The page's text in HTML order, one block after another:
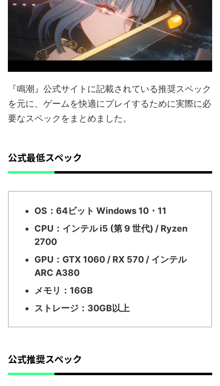
『鳴潮』公式サイトに記載されている推奨スペック
を元に、ゲームを快適にプレイするために実際に必
要なスペックをまとめました。
公式最低スペック
OS：64ビット Windows 10・11
CPU：インテル i5 (第 9 世代) / Ryzen
2700
GPU：GTX 1060 / RX 570 / インテル
ARC A380
メモリ：16GB
ストレージ：30GB以上
公式推奨スペック